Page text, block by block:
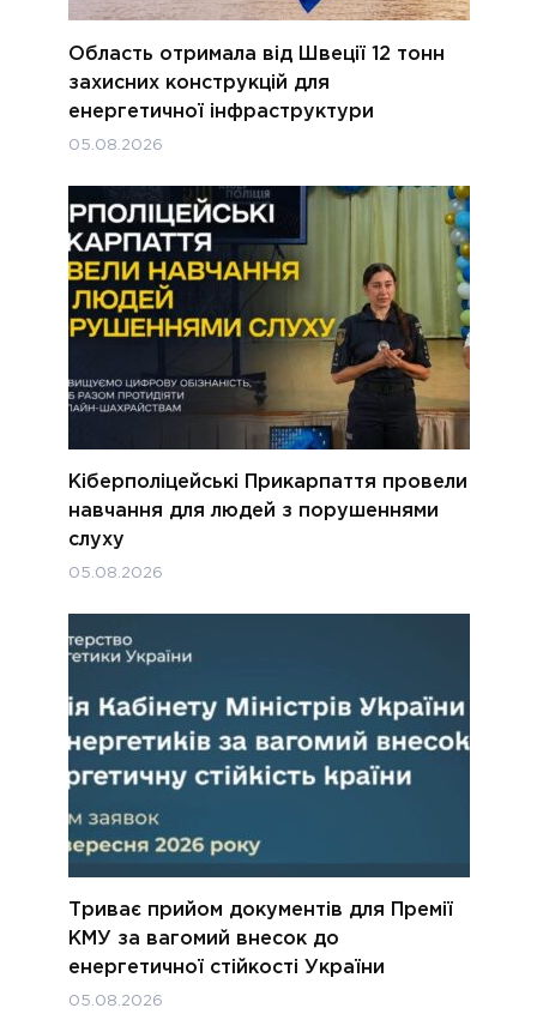
Область отримала від Швеції 12 тонн
захисних конструкцій для
енергетичної інфраструктури
05.08.2026
Кіберполіцейські Прикарпаття провели
навчання для людей з порушеннями
слуху
05.08.2026
Триває прийом документів для Премії
КМУ за вагомий внесок до
енергетичної стійкості України
05.08.2026